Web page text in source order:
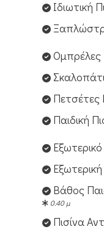
Ιδιωτική
Ομπρέλες
Πετσέτες
Παιδική
Βάθος
0.40 μ
Πισίνα